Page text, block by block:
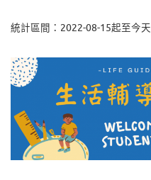
統計區間：2022-08-15起至今天